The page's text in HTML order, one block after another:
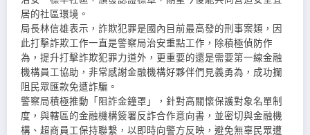
居的社區環境。
局長林信雄表示，詐欺犯罪是國內目前最高發的刑事案類，因
此打擊詐欺工作一直是警察局治安重點工作，除積極偵防作
為，提升打擊詐欺犯罪力道外，更重要的還是需要第一線金融
機構員工協助，非常感謝金融機構好夥伴們見義勇為，成功攔
阻民眾匯款免遭詐騙。
警察局積極推動「阻詐金鐘罩」，針對高關懷保護對象名單制
度，與轄區的金融機構簽署反詐合作意向書，並密切與金融機
構、超商員工保持聯繫，以即時向警方反映，避免無辜民眾遭